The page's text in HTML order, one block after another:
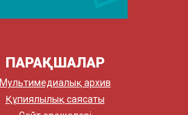
ПАРАҚШАЛАР
Мультимедиалық архив
Құпиялылық саясаты